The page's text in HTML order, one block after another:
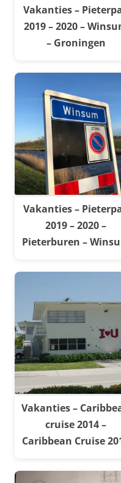
Vakanties –
2019 – 2020 –
– Groningen
Vakanties –
2019 – 2020 –
Pieterburen –
Vakanties –
cruise 2014 –
Caribbean Cruise